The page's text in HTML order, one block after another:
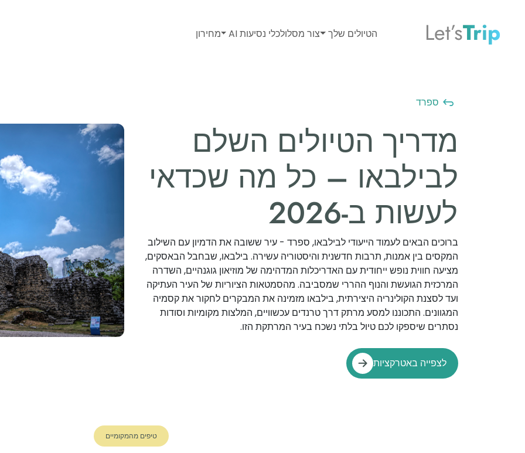
Let’sTrip הטיולים שלך צור מסלולכלי נסיעות AI מחירון
ספרד
מדריך הטיולים השלם
לבילבאו – כל מה שכדאי
לעשות ב-2026
ברוכים הבאים לעמוד הייעודי לבילבאו, ספרד - עיר ששובה את הדמיון עם השילוב
המקסים בין אמנות, תרבות חדשנית והיסטוריה עשירה. בילבאו, שבחבל הבאסקים,
מציעה חווית נופש ייחודית עם האדריכלות המדהימה של מוזיאון גוגנהיים, השדרה
המרכזית הגועשת והנוף ההררי שמסביבה. מהסמטאות הציוריות של העיר העתיקה
ועד לסצנת הקולינריה היצירתית, בילבאו מזמינה את המבקרים לחקור את קסמיה
המגוונים. התכוננו למסע מרתק דרך טרנדים עכשוויים, המלצות מקומיות וסודות
נסתרים שיספקו לכם טיול בלתי נשכח בעיר המרתקת הזו.
לצפייה באטרקציות
טיפים מהמקומיים